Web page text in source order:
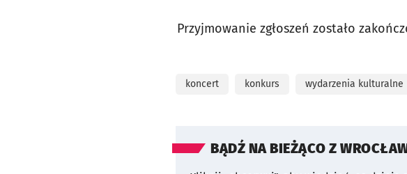
Przyjmowanie zgłoszeń zostało
koncert konkurs wydarzenia kulturalne
BĄDŹ NA BIEŻĄCO Z